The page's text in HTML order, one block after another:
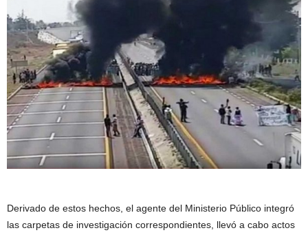
Derivado de estos hechos, el agente del Ministerio Público integró
las carpetas de investigación correspondientes, llevó a cabo actos